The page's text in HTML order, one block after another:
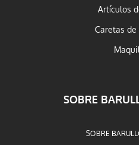
Artículos
Caretas
SOBRE
SOBRE